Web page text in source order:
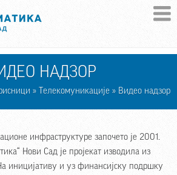
НАДЗОР
» Телекомуникације » Видео надзор
инфраструктуре започето је 2001.
Нови Сад је пројекат изводила из
иницијативу и уз финансијску подршку